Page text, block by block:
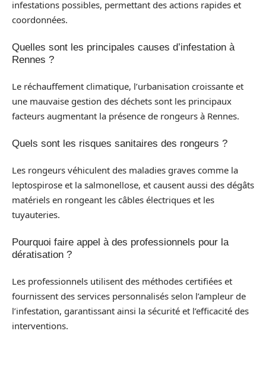
infestations possibles, permettant des actions rapides et
coordonnées.
Quelles sont les principales causes d’infestation à
Rennes ?
Le réchauffement climatique, l’urbanisation croissante et
une mauvaise gestion des déchets sont les principaux
facteurs augmentant la présence de rongeurs à Rennes.
Quels sont les risques sanitaires des rongeurs ?
Les rongeurs véhiculent des maladies graves comme la
leptospirose et la salmonellose, et causent aussi des dégâts
matériels en rongeant les câbles électriques et les
tuyauteries.
Pourquoi faire appel à des professionnels pour la
dératisation ?
Les professionnels utilisent des méthodes certifiées et
fournissent des services personnalisés selon l’ampleur de
l’infestation, garantissant ainsi la sécurité et l’efficacité des
interventions.